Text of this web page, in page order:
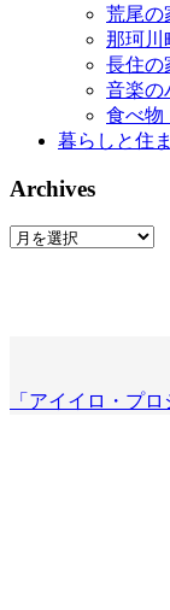
荒尾の
那珂川
長住の
音楽の
食べ物
暮らしと住
Archives
Archives
「アイイロ・プ